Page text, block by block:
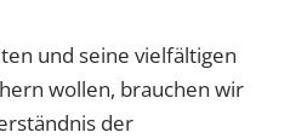
und seine vielfältigen
wollen, brauchen wir
der